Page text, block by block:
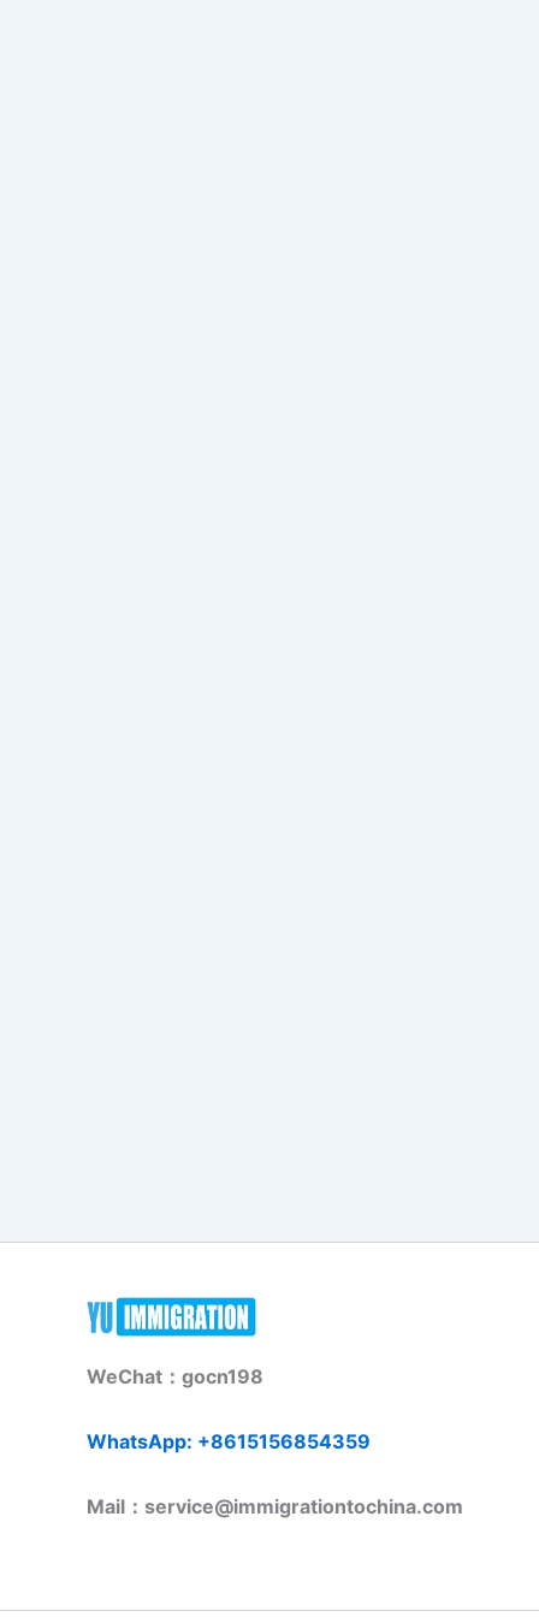
WeChat：gocn198
WhatsApp: +8615156854359
Mail：service@immigrationtochina.com